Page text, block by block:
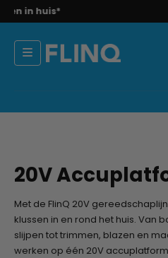
Voor 23:00
20V
Met de FlinQ 20V
klussen in en rond het huis. Van
slijpen tot trimmen, blazen en
werken op één 20V